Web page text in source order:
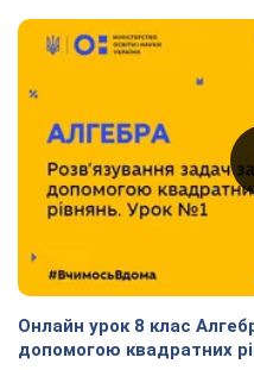
Онлайн урок 8 клас
допомогою квадратних